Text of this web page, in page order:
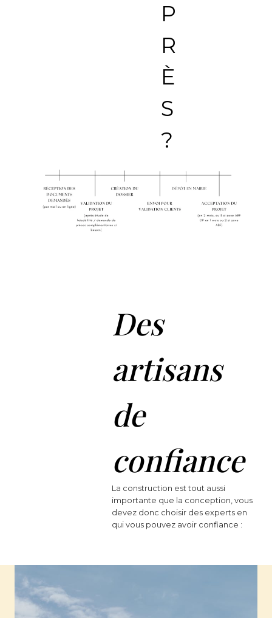
P
R
È
S
?
Des
artisans
de
confiance
La construction est tout aussi
importante que la conception, vous
devez donc choisir des experts en
qui vous pouvez avoir confiance :